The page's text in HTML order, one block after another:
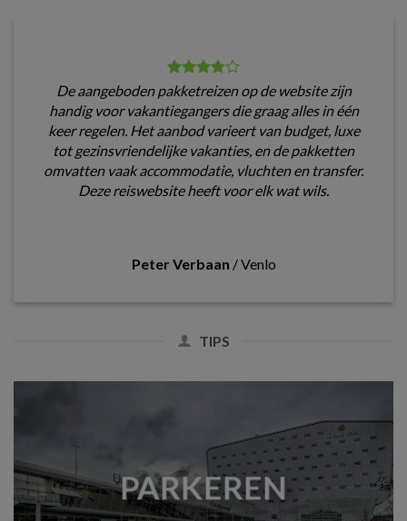
De aangeboden pakketreizen op de website zijn
handig voor vakantiegangers die graag alles in één
keer regelen. Het aanbod varieert van budget, luxe
tot gezinsvriendelijke vakanties, en de pakketten
omvatten vaak accommodatie, vluchten en transfer.
Deze reiswebsite heeft voor elk wat wils.
Peter Verbaan /Venlo
TIPS
PARKEREN